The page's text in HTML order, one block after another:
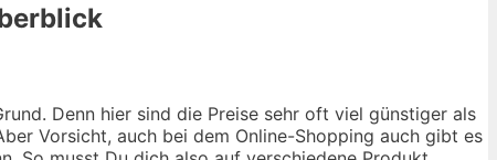
Denn hier sind die Preise sehr oft viel günstiger als
Vorsicht, auch bei dem Online-Shopping auch gibt es